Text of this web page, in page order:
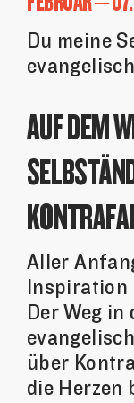
Du meine
AUF DEM
Aller
Inspiration
Der Weg
über
die Herzen